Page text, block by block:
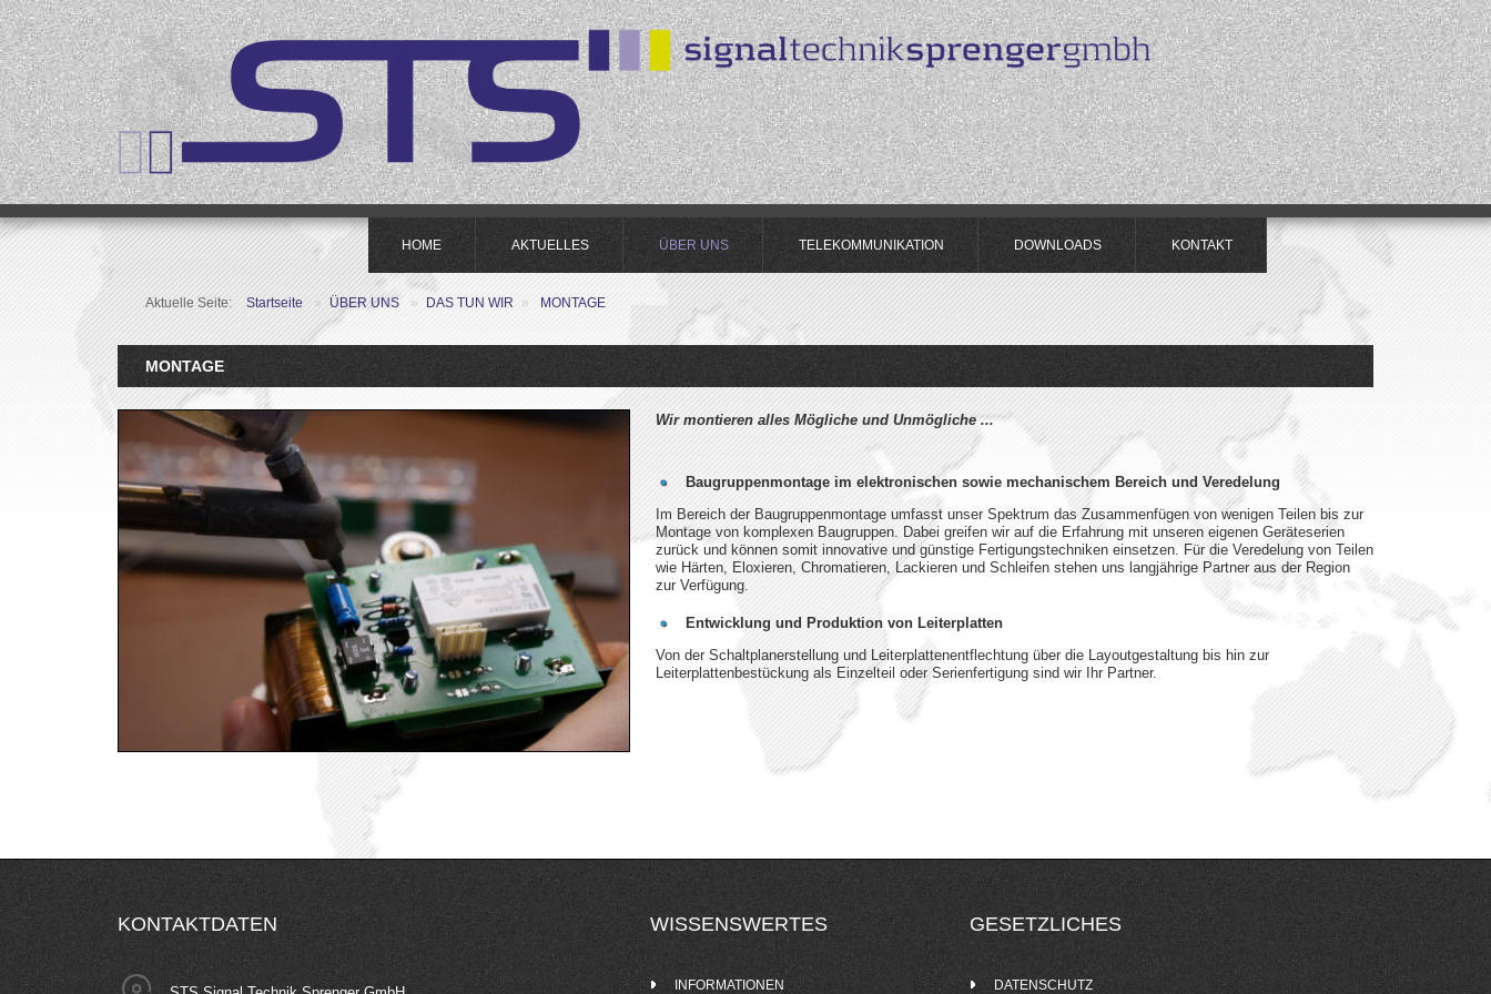
HOME AKTUELLES ÜBER UNS TELEKOMMUNIKATION DOWNLOADS KONTAKT
Aktuelle Seite: Startseite » ÜBER UNS » DAS TUN WIR » MONTAGE
MONTAGE
Wir montieren alles Mögliche und Unmögliche ...
Baugruppenmontage im elektronischen sowie mechanischem Bereich und Veredelung
Im Bereich der Baugruppenmontage umfasst unser Spektrum das Zusammenfügen von wenigen Teilen bis zur
Montage von komplexen Baugruppen. Dabei greifen wir auf die Erfahrung mit unseren eigenen Geräteserien
zurück und können somit innovative und günstige Fertigungstechniken einsetzen. Für die Veredelung von Teilen
wie Härten, Eloxieren, Chromatieren, Lackieren und Schleifen stehen uns langjährige Partner aus der Region
zur Verfügung.
Entwicklung und Produktion von Leiterplatten
Von der Schaltplanerstellung und Leiterplattenentflechtung über die Layoutgestaltung bis hin zur
Leiterplattenbestückung als Einzelteil oder Serienfertigung sind wir Ihr Partner.
KONTAKTDATEN WISSENSWERTES
INFORMATIONEN
GESETZLICHES
DATENSCHUTZ